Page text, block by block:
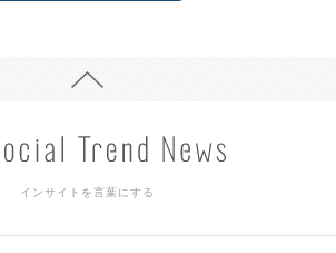
インサイトを言葉にする